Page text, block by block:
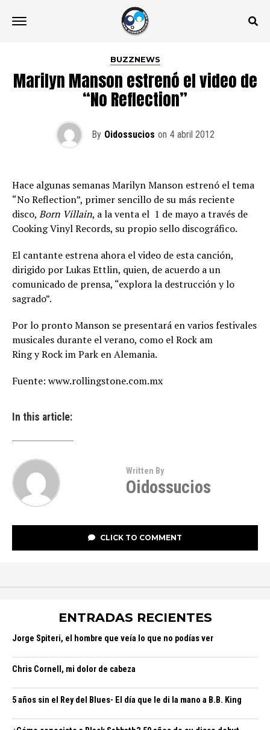
BUZZNEWS
Marilyn Manson estrenó el video de
“No Reflection”
By Oidossucios on 4 abril 2012
Hace algunas semanas Marilyn Manson estrenó el tema
“No Reflection”, primer sencillo de su más reciente
disco, Born Villain, a la venta el 1 de mayo a través de
Cooking Vinyl Records, su propio sello discográfico.
El cantante estrena ahora el video de esta canción,
dirigido por Lukas Ettlin, quien, de acuerdo a un
comunicado de prensa, “explora la destrucción y lo
sagrado”.
Por lo pronto Manson se presentará en varios festivales
musicales durante el verano, como el Rock am
Ring y Rock im Park en Alemania.
Fuente: www.rollingstone.com.mx
In this article:
Written By
Oidossucios
CLICK TO COMMENT
ENTRADAS RECIENTES
Jorge Spiteri, el hombre que veía lo que no podías ver
Chris Cornell, mi dolor de cabeza
5 años sin el Rey del Blues- El día que le di la mano a B.B. King